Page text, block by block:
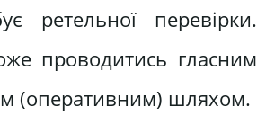
ретельної перевірки.
проводитись гласним
(оперативним) шляхом.